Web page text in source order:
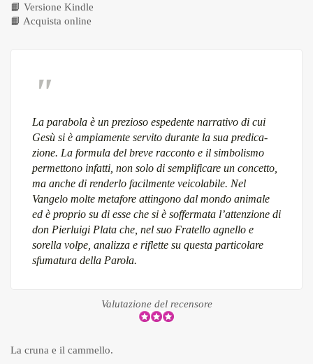
📙 Versione Kindle
📙 Acquista online
La parabola è un prezioso espedente narrativo di cui
Gesù si è ampiamente servito durante la sua predica-
zione. La formula del breve racconto e il simbolismo
permettono infatti, non solo di semplificare un concetto,
ma anche di renderlo facilmente veicolabile. Nel
Vangelo molte metafore attingono dal mondo animale
ed è proprio su di esse che si è soffermata l’attenzione di
don Pierluigi Plata che, nel suo Fratello agnello e
sorella volpe, analizza e riflette su questa particolare
sfumatura della Parola.
Valutazione del recensore
La cruna e il cammello.